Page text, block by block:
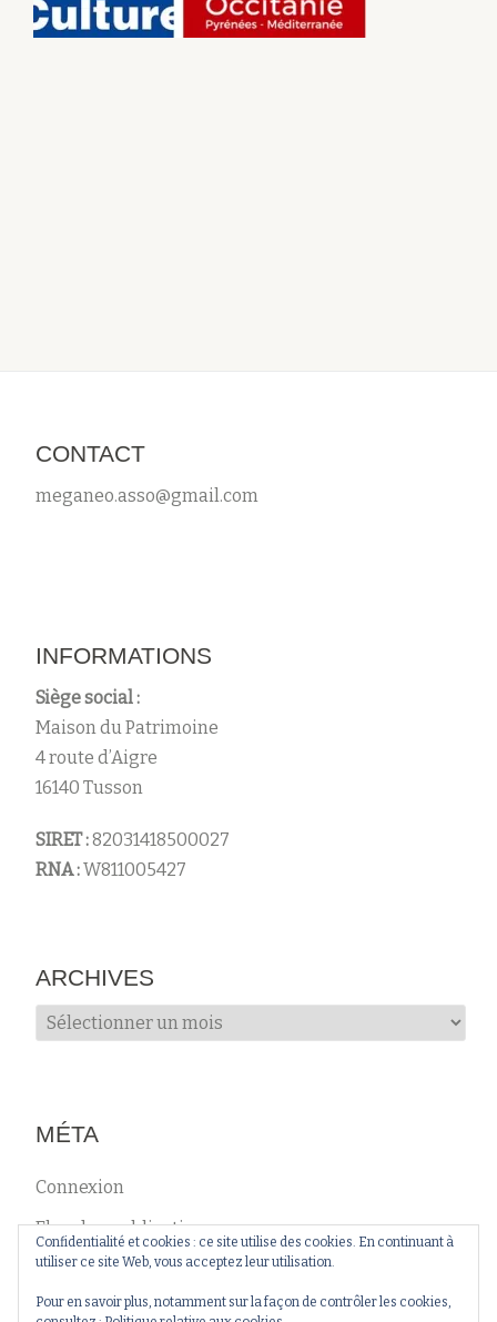
CONTACT
meganeo.asso@gmail.com
INFORMATIONS
Siège social :
Maison du Patrimoine
4 route d’Aigre
16140 Tusson
SIRET :82031418500027
RNA :W811005427
ARCHIVES
Archives
MÉTA
Connexion
Flux des publications
Flux des commentaires
Site de WordPress-FR
Confidentialité et cookies : ce site utilise des cookies. En continuant à
utiliser ce site Web, vous acceptez leur utilisation.
Pour en savoir plus, notamment sur la façon de contrôler les cookies,